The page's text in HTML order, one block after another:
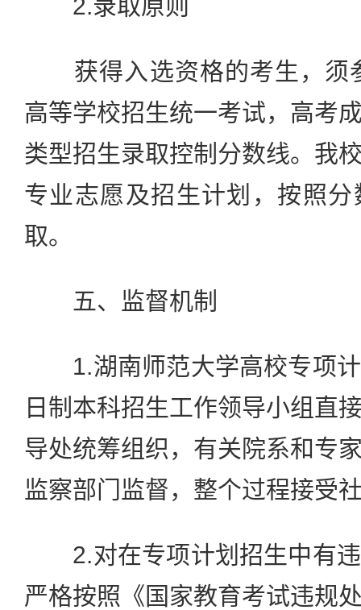
2.录取原则
获得入选资格的考生，须
高等学校招生统一考试，高考
类型招生录取控制分数线。我
专业志愿及招生计划，按照
取。
五、监督机制
1.湖南师范大学高校专项计
日制本科招生工作领导小组直
导处统筹组织，有关院系和专
监察部门监督，整个过程接受
2.对在专项计划招生中有违
严格按照《国家教育考试违规